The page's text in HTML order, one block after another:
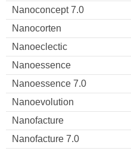
Nanoconcept 7.0
Nanocorten
Nanoeclectic
Nanoessence
Nanoessence 7.0
Nanoevolution
Nanofacture
Nanofacture 7.0